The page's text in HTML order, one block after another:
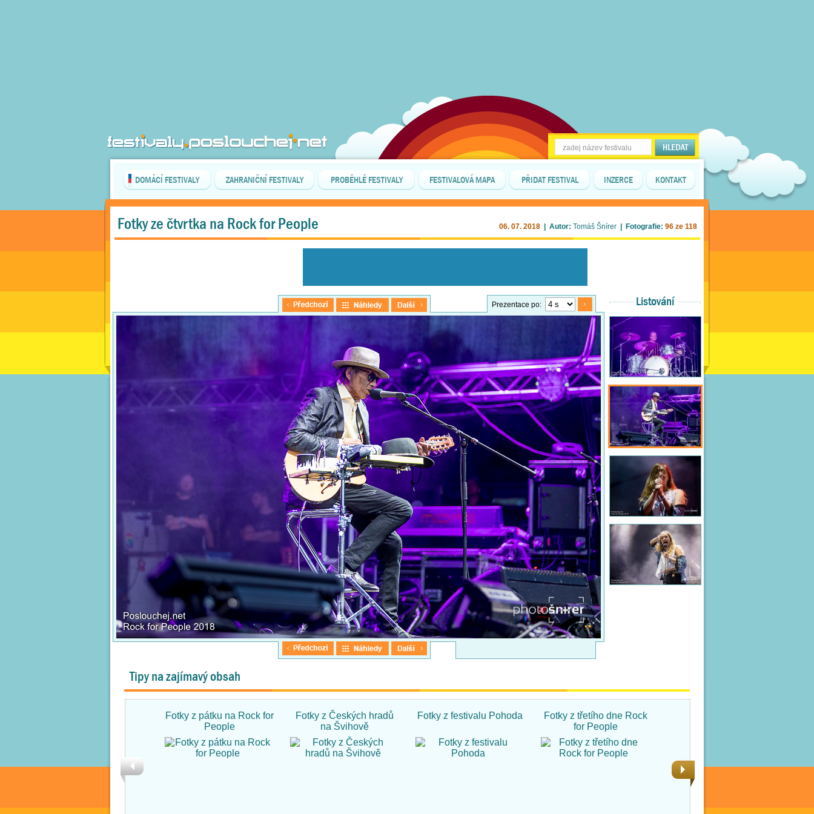
DOMÁCÍ FESTIVALY ZAHRANIČNÍ FESTIVALY PROBĚHLÉ FESTIVALY FESTIVALOVÁ MAPA PŘIDAT FESTIVAL INZERCE KONTAKT
Fotky ze čtvrtka na Rock for People 06. 07. 2018 | Autor: Tomáš Šnírer | Fotografie: 96 ze 118
Prezentace po: Listování
Tipy na zajímavý obsah
Fotky z pátku na Rock for
People
Fotky z Českých hradů
na Švihově
Fotky z festivalu Pohoda
Fotky z třetího dne Rock
for People